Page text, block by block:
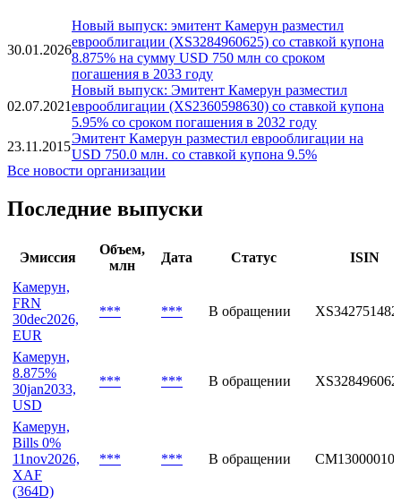
30.01.2026
Новый выпуск: эмитент Камерун разместил
еврооблигации (XS3284960625) со ставкой купона
8.875% на сумму USD 750 млн со сроком
погашения в 2033 году
02.07.2021
Новый выпуск: Эмитент Камерун разместил
еврооблигации (XS2360598630) со ставкой купона
5.95% со сроком погашения в 2032 году
23.11.2015
Эмитент Камерун разместил еврооблигации на
USD 750.0 млн. со ставкой купона 9.5%
Все новости организации
Последние выпуски
Эмиссия
Объем,
млн
Дата Статус
ISIN
Камерун,
FRN
30dec2026,
EUR
*** *** В обращении
Камерун,
8.875%
30jan2033,
USD
*** *** В обращении
Камерун,
Bills 0%
11nov2026,
XAF
(364D)
*** *** В обращении